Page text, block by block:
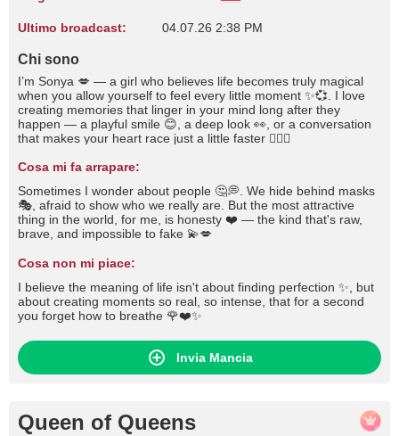
Ultimo broadcast: 04.07.26 2:38 PM
Chi sono
I’m Sonya 💋 — a girl who believes life becomes truly magical
when you allow yourself to feel every little moment ✨💞. I love
creating memories that linger in your mind long after they
happen — a playful smile 😊, a deep look 👀, or a conversation
that makes your heart race just a little faster ❤️‍🔥🌹
Cosa mi fa arrapare:
Sometimes I wonder about people 🤔💭. We hide behind masks
🎭, afraid to show who we really are. But the most attractive
thing in the world, for me, is honesty ❤️ — the kind that's raw,
brave, and impossible to fake 💫💋
Cosa non mi piace:
I believe the meaning of life isn't about finding perfection ✨, but
about creating moments so real, so intense, that for a second
you forget how to breathe 🌹❤️✨
Invia Mancia
Queen of Queens